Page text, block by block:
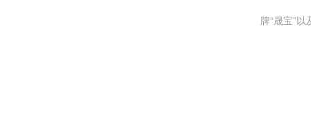
牌“晟宝”